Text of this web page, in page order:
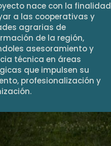
nace con la finalidad
a las cooperativas y
agrarias de
de la región,
asesoramiento y
técnica en áreas
que impulsen su
profesionalización y